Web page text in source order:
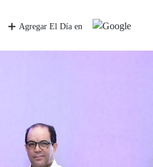
Agregar El Día en